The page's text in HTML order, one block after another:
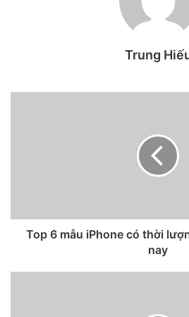
thiết bị đủ điều
Trung
Top 6 mẫu iPhone có thời
nay